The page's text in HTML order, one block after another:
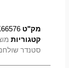
מק"טUK66576
קטגוריות
סטנדר שולחני א